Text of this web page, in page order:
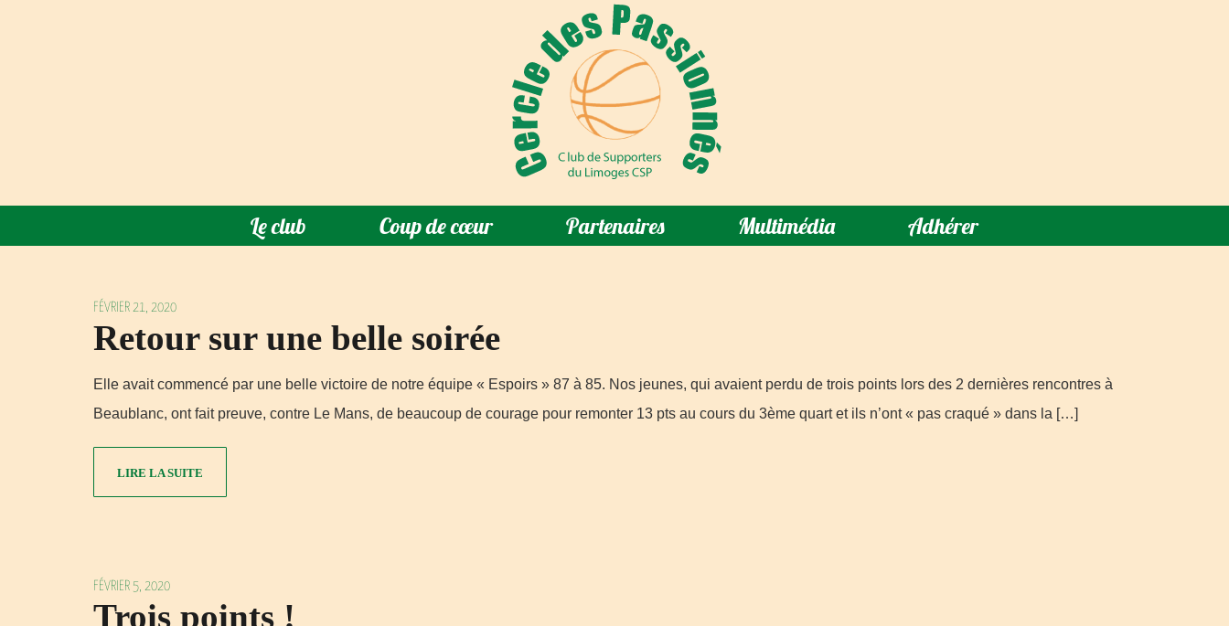
Le club Coup de cœur Partenaires Multimédia Adhérer
FÉVRIER 21, 2020
Retour sur une belle soirée
Elle avait commencé par une belle victoire de notre équipe « Espoirs » 87 à 85. Nos jeunes, qui avaient perdu de trois points lors des 2 dernières rencontres à
Beaublanc, ont fait preuve, contre Le Mans, de beaucoup de courage pour remonter 13 pts au cours du 3ème quart et ils n’ont « pas craqué » dans la […]
LIRE LA SUITE
FÉVRIER 5, 2020
Trois points !